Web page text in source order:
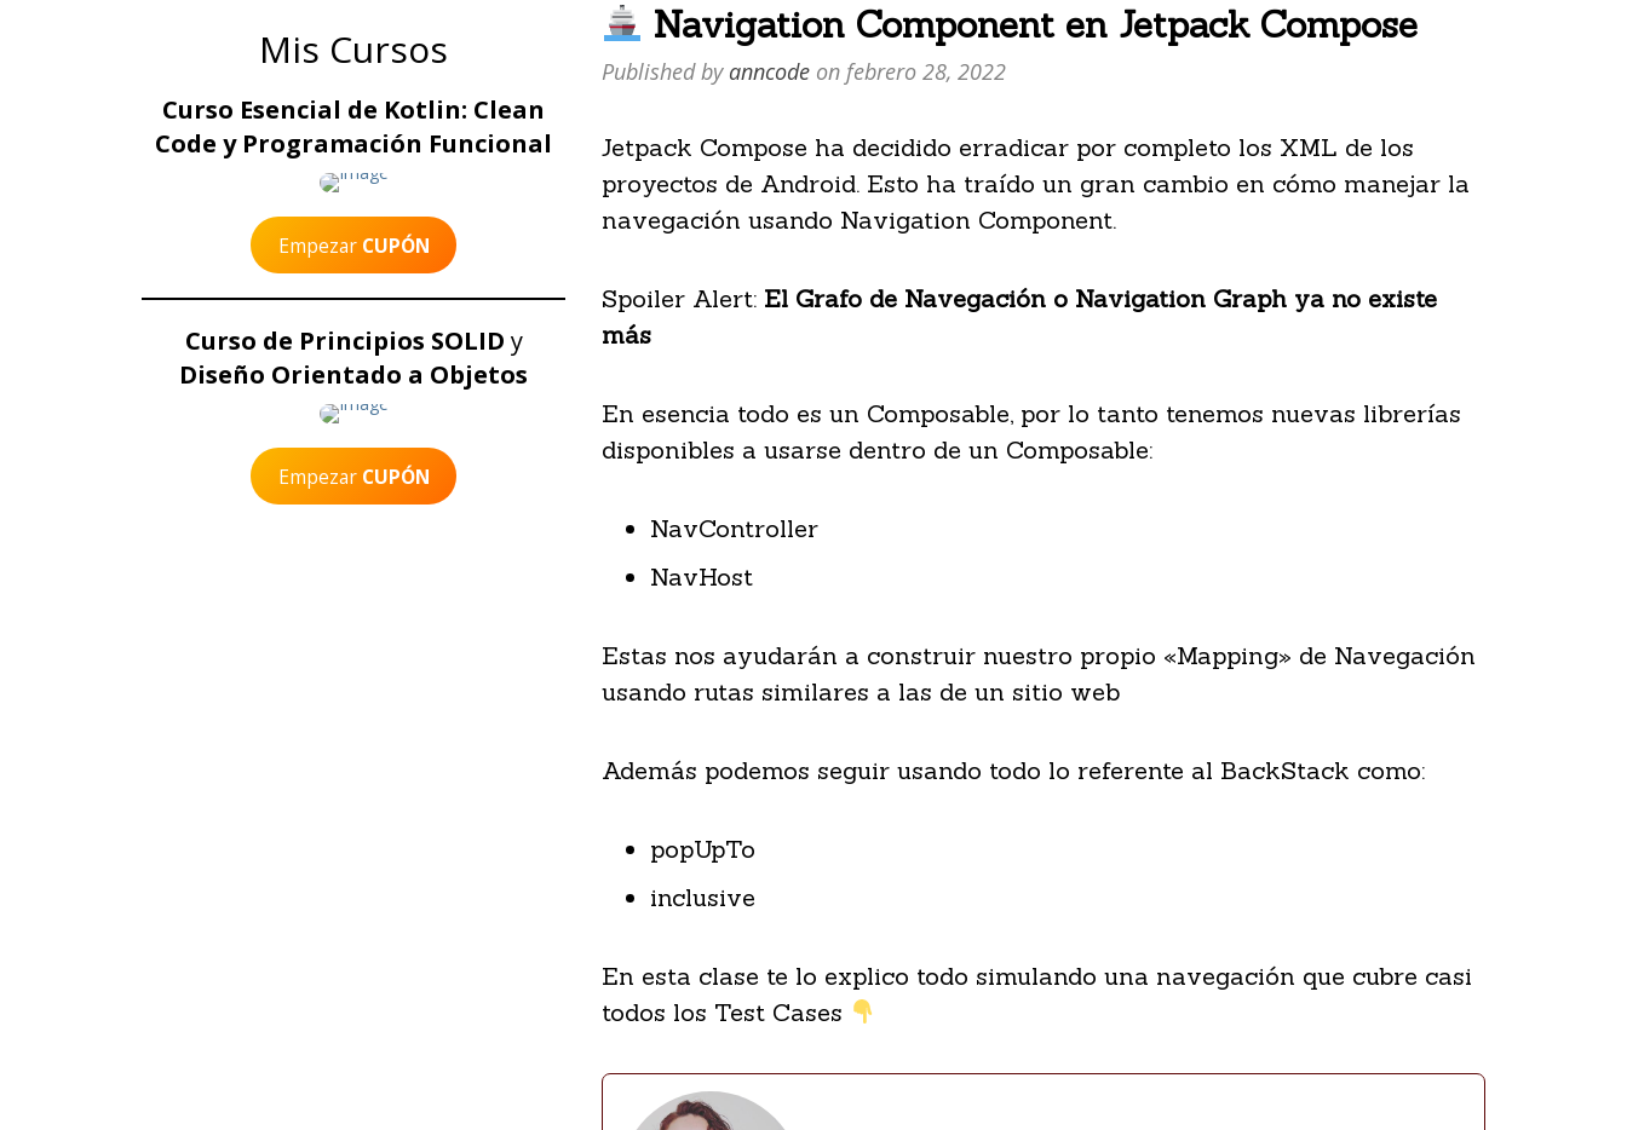
Mis Cursos
Curso Esencial de Kotlin: Clean
Code y Programación Funcional
EmpezarCUPÓN
Curso de Principios SOLID y
Diseño Orientado a Objetos
EmpezarCUPÓN
Navigation Component en Jetpack Compose
Published by anncode on febrero 28, 2022
Jetpack Compose ha decidido erradicar por completo los XML de los
proyectos de Android. Esto ha traído un gran cambio en cómo manejar la
navegación usando Navigation Component.
Spoiler Alert: El Grafo de Navegación o Navigation Graph ya no existe
más
En esencia todo es un Composable, por lo tanto tenemos nuevas librerías
disponibles a usarse dentro de un Composable:
NavController
NavHost
Estas nos ayudarán a construir nuestro propio «Mapping» de Navegación
usando rutas similares a las de un sitio web
Además podemos seguir usando todo lo referente al BackStack como:
popUpTo
inclusive
En esta clase te lo explico todo simulando una navegación que cubre casi
todos los Test Cases